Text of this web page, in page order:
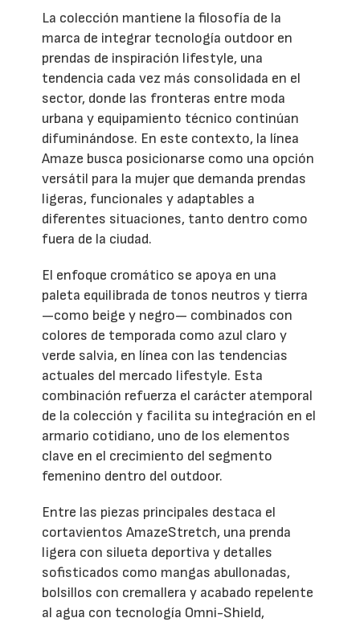
La colección mantiene la filosofía de la
marca de integrar tecnología outdoor en
prendas de inspiración lifestyle, una
tendencia cada vez más consolidada en el
sector, donde las fronteras entre moda
urbana y equipamiento técnico continúan
difuminándose. En este contexto, la línea
Amaze busca posicionarse como una opción
versátil para la mujer que demanda prendas
ligeras, funcionales y adaptables a
diferentes situaciones, tanto dentro como
fuera de la ciudad.
El enfoque cromático se apoya en una
paleta equilibrada de tonos neutros y tierra
—como beige y negro— combinados con
colores de temporada como azul claro y
verde salvia, en línea con las tendencias
actuales del mercado lifestyle. Esta
combinación refuerza el carácter atemporal
de la colección y facilita su integración en el
armario cotidiano, uno de los elementos
clave en el crecimiento del segmento
femenino dentro del outdoor.
Entre las piezas principales destaca el
cortavientos AmazeStretch, una prenda
ligera con silueta deportiva y detalles
sofisticados como mangas abullonadas,
bolsillos con cremallera y acabado repelente
al agua con tecnología Omni-Shield,